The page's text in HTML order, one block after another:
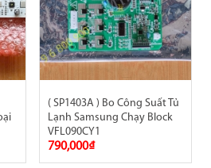
( SP1403A ) Bo Công Suất Tủ
Lạnh Samsung Chạy Block
VFL090CY1
790,000₫